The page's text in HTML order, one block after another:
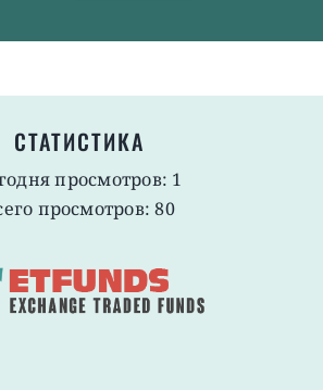
СТАТИСТИКА
просмотров: 1
просмотров: 80